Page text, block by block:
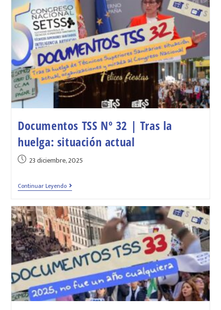
Documentos TSS Nº 32 | Tras la
huelga: situación actual
23 diciembre, 2025
Continuar Leyendo